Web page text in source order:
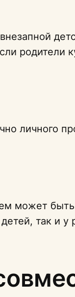
родители
личного
может
так и у